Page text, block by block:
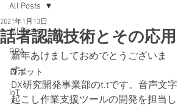
All Posts
RPA
ロボット
IoT
All Posts
話者認識技術とその応用
2021年1月13日
新年あけましておめでとうございま
す。
DX研究開発事業部のt.tです。音声文字
起こし作業支援ツールの開発を担当し